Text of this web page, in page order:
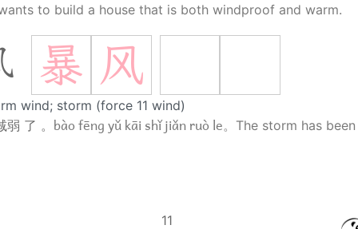
to build a house that is both windproof and warm.
暴 风
wind; storm (force 11 wind)
了 。 bào fēng yǔ kāi shǐ jiǎn ruò le。 The storm has
11